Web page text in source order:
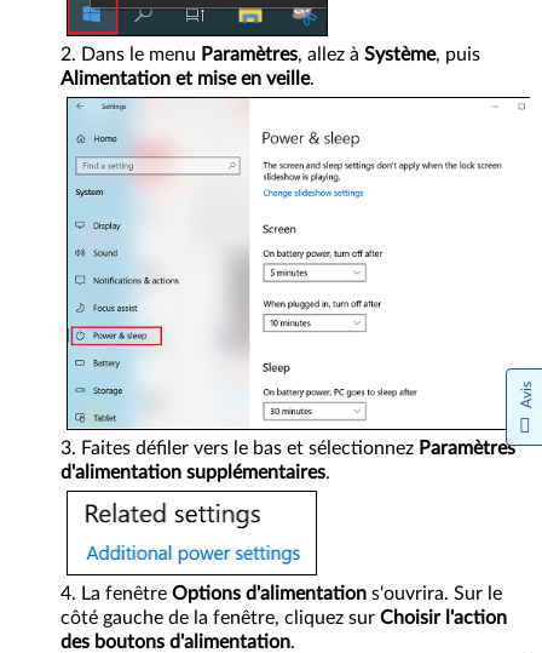
Dans le menu Paramètres, allez à Système, puis
Alimentation et mise en veille.
Faites défiler vers le bas et sélectionnez Paramètres
d'alimentation supplémentaires.
La fenêtre Options d'alimentation s'ouvrira. Sur le
côté gauche de la fenêtre, cliquez sur Choisir l'action
des boutons d'alimentation.
Avis